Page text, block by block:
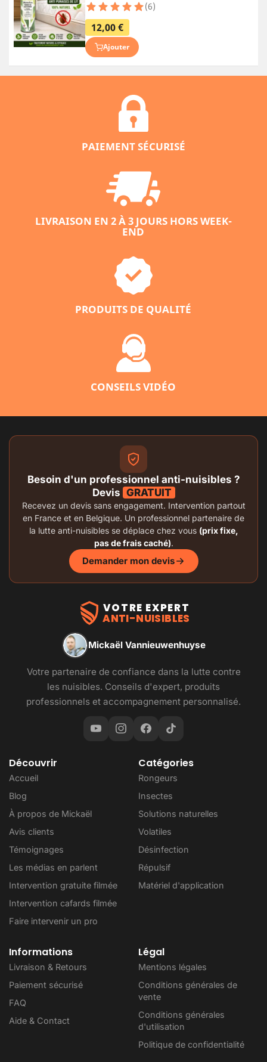
(6)
12,00 €
Ajouter
PAIEMENT SÉCURISÉ
LIVRAISON EN 2 À 3 JOURS HORS WEEK-
END
PRODUITS DE QUALITÉ
CONSEILS VIDÉO
Besoin d'un professionnel anti-nuisibles ?
Devis GRATUIT
Recevez un devis sans engagement. Intervention partout
en France et en Belgique. Un professionnel partenaire de
la lutte anti-nuisibles se déplace chez vous (prix fixe,
pas de frais caché).
Demander mon devis
VOTRE EXPERT
ANTI-NUISIBLES
Mickaël Vannieuwenhuyse
Votre partenaire de confiance dans la lutte contre
les nuisibles. Conseils d'expert, produits
professionnels et accompagnement personnalisé.
Découvrir
Accueil
Blog
À propos de Mickaël
Avis clients
Témoignages
Les médias en parlent
Intervention gratuite filmée
Intervention cafards filmée
Faire intervenir un pro
Catégories
Rongeurs
Insectes
Solutions naturelles
Volatiles
Désinfection
Répulsif
Matériel d'application
Informations
Livraison & Retours
Paiement sécurisé
FAQ
Aide & Contact
Légal
Mentions légales
Conditions générales de
vente
Conditions générales
d'utilisation
Politique de confidentialité